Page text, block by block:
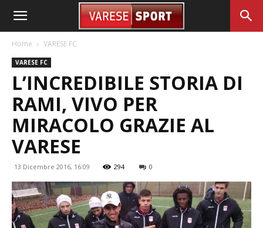
Home VARESE FC
VARESE FC
L’INCREDIBILE STORIA DI
RAMI, VIVO PER
MIRACOLO GRAZIE AL
VARESE
13 Dicembre 2016, 16:09 294 0